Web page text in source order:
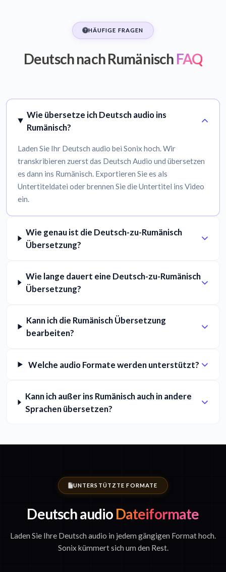
HÄUFIGE FRAGEN
Deutsch nach Rumänisch FAQ
Wie übersetze ich Deutsch audio ins
Rumänisch?
Laden Sie Ihr Deutsch audio bei Sonix hoch. Wir
transkribieren zuerst das Deutsch Audio und übersetzen
es dann ins Rumänisch. Exportieren Sie es als
Untertiteldatei oder brennen Sie die Untertitel ins Video
ein.
Wie genau ist die Deutsch-zu-Rumänisch
Übersetzung?
Wie lange dauert eine Deutsch-zu-Rumänisch
Übersetzung?
Kann ich die Rumänisch Übersetzung
bearbeiten?
Welche audio Formate werden unterstützt?
Kann ich außer ins Rumänisch auch in andere
Sprachen übersetzen?
UNTERSTÜTZTE FORMATE
Deutsch audio Dateiformate
Laden Sie Ihre Deutsch audio in jedem gängigen Format hoch.
Sonix kümmert sich um den Rest.